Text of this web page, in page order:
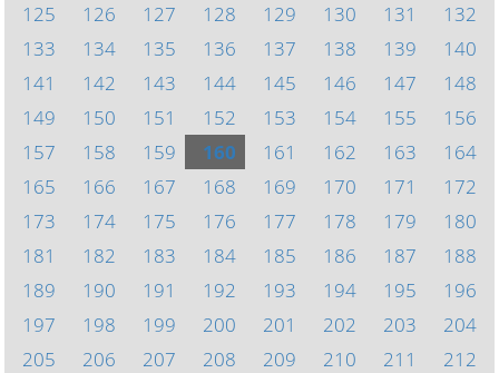
125
126 127 128 129 130 131
132
133
134 135 136 137 138 139
140
141
142 143 144 145 146 147
148
149
150 151 152 153 154 155
156
157
158 159 160 161 162 163
164
165
166 167 168 169 170 171
172
173
174 175 176 177 178 179
180
181
182 183 184 185 186 187
188
189
190 191 192 193 194 195
196
197
198 199 200 201 202 203
204
205
206 207 208 209 210 211
212